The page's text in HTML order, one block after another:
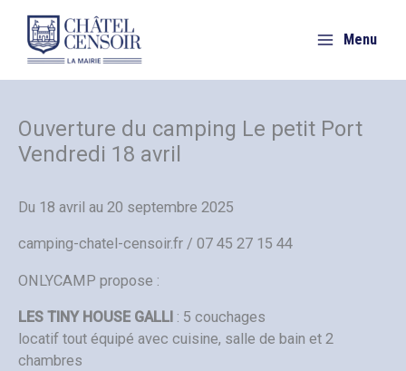
contenu
Menu
Ouverture du camping Le petit Port
Vendredi 18 avril
Du 18 avril au 20 septembre 2025
camping-chatel-censoir.fr / 07 45 27 15 44
ONLYCAMP propose :
LES TINY HOUSE GALLI : 5 couchages
locatif tout équipé avec cuisine, salle de bain et 2
chambres